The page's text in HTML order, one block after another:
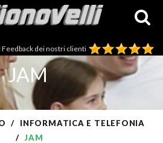
Feedback dei nostri clienti
JAM
INFORMATICA E TELEFONIA
JAM